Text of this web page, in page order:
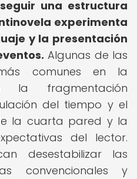
una estructura
experimenta
y la presentación
Algunas de las
comunes en la
la fragmentación
del tiempo y el
la cuarta pared y la
del lector.
desestabilizar las
convencionales y